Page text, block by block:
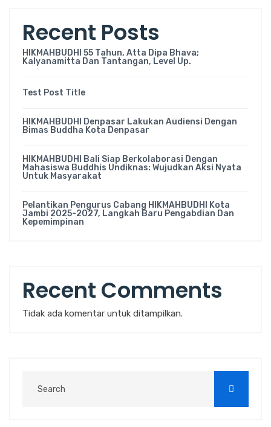
Recent Posts
HIKMAHBUDHI 55 Tahun, Atta Dipa Bhava;
Kalyanamitta Dan Tantangan, Level Up.
Test Post Title
HIKMAHBUDHI Denpasar Lakukan Audiensi Dengan
Bimas Buddha Kota Denpasar
HIKMAHBUDHI Bali Siap Berkolaborasi Dengan
Mahasiswa Buddhis Undiknas: Wujudkan Aksi Nyata
Untuk Masyarakat
Pelantikan Pengurus Cabang HIKMAHBUDHI Kota
Jambi 2025-2027, Langkah Baru Pengabdian Dan
Kepemimpinan
Recent Comments
Tidak ada komentar untuk ditampilkan.